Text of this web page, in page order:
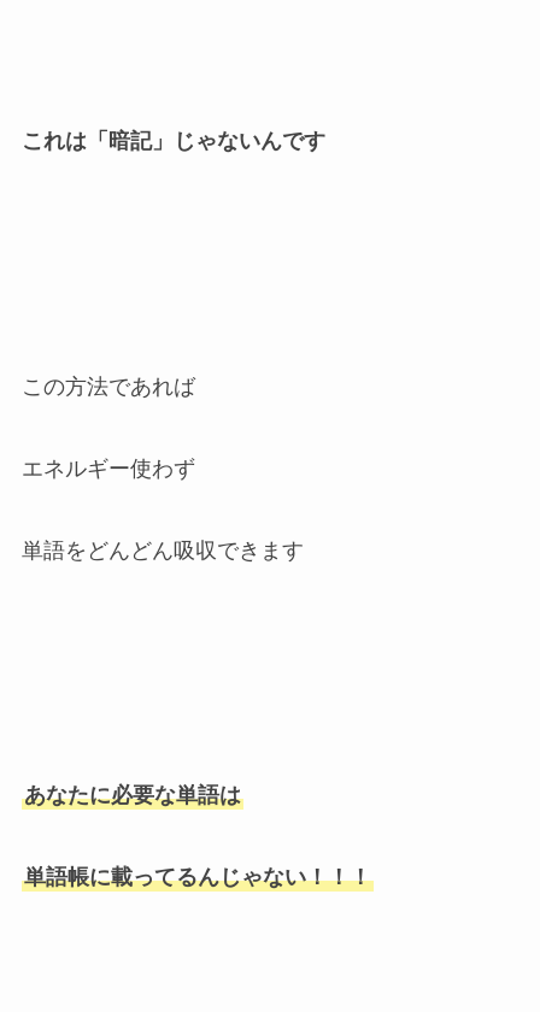
これは「暗記」じゃないんです
この方法であれば
エネルギー使わず
単語をどんどん吸収できます
あなたに必要な単語は
単語帳に載ってるんじゃない！！！